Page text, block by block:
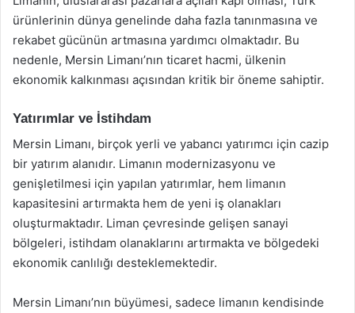
ürünlerinin dünya genelinde daha fazla tanınmasına ve
rekabet gücünün artmasına yardımcı olmaktadır. Bu
nedenle, Mersin Limanı’nın ticaret hacmi, ülkenin
ekonomik kalkınması açısından kritik bir öneme sahiptir.
Yatırımlar ve İstihdam
Mersin Limanı, birçok yerli ve yabancı yatırımcı için cazip
bir yatırım alanıdır. Limanın modernizasyonu ve
genişletilmesi için yapılan yatırımlar, hem limanın
kapasitesini artırmakta hem de yeni iş olanakları
oluşturmaktadır. Liman çevresinde gelişen sanayi
bölgeleri, istihdam olanaklarını artırmakta ve bölgedeki
ekonomik canlılığı desteklemektedir.
Mersin Limanı’nın büyümesi, sadece limanın kendisinde